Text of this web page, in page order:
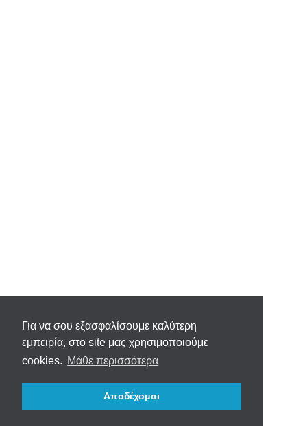
Για να σου εξασφαλίσουμε καλύτερη
εμπειρία, στο site μας χρησιμοποιούμε
cookies. Μάθε περισσότερα
Αποδέχομαι